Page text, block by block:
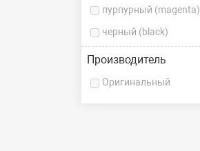
пурпурный (magenta)
черный (black)
Производитель
Оригинальный